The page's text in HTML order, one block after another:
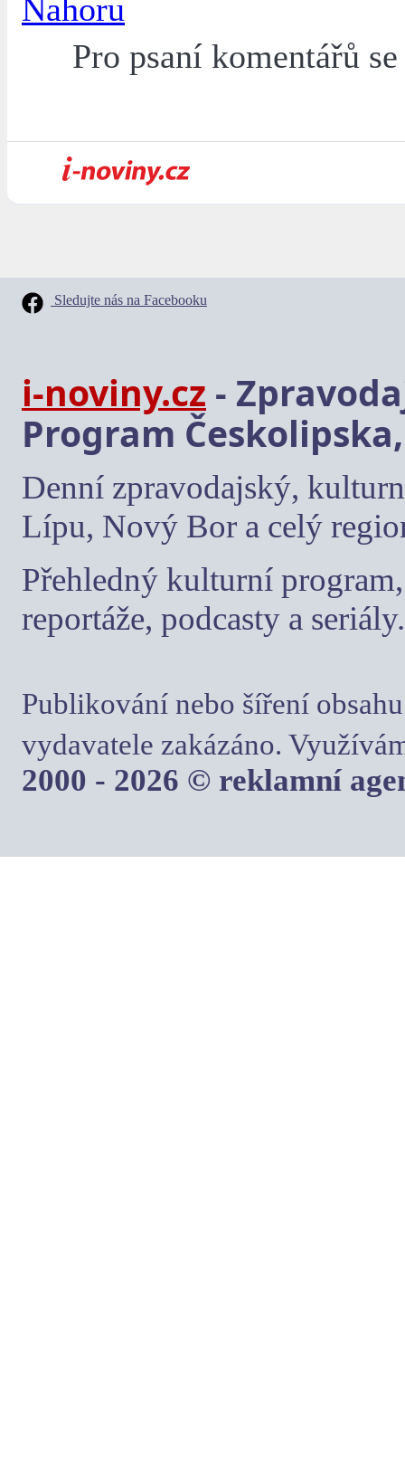
Nahoru
Pro psaní komentářů
Sledujte nás na Facebooku
i-noviny.cz -
Program
Denní zpravodajský,
Lípu, Nový Bor a celý
Přehledný kulturní
reportáže, podcasty a seriály.
Publikování nebo šíření
vydavatele zakázáno.
2000 - 2026 © reklamní